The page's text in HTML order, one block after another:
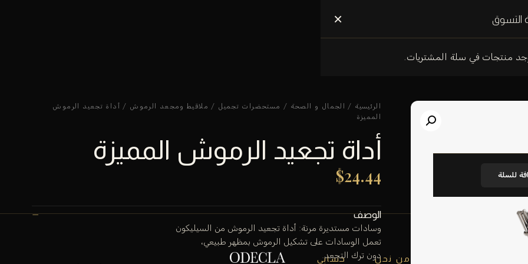
التسوق ×
منتجات في سلة المشتريات.
الرئيسية / الجمال و الصحة / مستحضرات تجميل / ملاقيط ومجعد الرموش / أداة تجعيد الرموش
المميزة
أداة تجعيد الرموش المميزة
$24.44
الوصف
وسادات مستديرة مرنة: أداة تجعيد الرموش من السيليكون
تعمل الوسادات على تشكيل الرموش بمظهر طبيعي،
دون ترك التجعد.
للسلة
من نحن حسابي